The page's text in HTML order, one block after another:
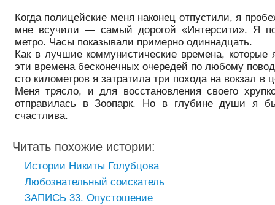
Когда полицейские меня наконец отпустили, я
мне всучили — самый дорогой «Интерсити». Я
метро. Часы показывали примерно одиннадцать.
Как в лучшие коммунистические времена,
эти времена бесконечных очередей по любому
сто километров я затратила три похода на вокзал в
Меня трясло, и для восстановления своего
отправилась в Зоопарк. Но в глубине души я
счастлива.
Читать похожие истории:
Истории Никиты Голубцова
Любознательный соискатель
ЗАПИСЬ 33. Опустошение